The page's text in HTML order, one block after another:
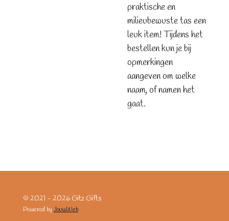
praktische en
milieubewuste tas een
leuk item! Tijdens het
bestellen kun je bij
opmerkingen
aangeven om welke
naam, of namen het
gaat.
© 2021 - 2026 Gitz Gifts
Powered byJouwWeb